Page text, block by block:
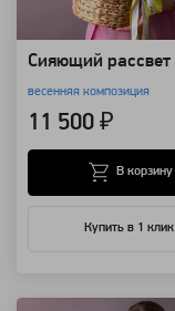
Сияющий рассвет
весенняя композиция
11 500 ₽
Купить в 1 клик
В корзину